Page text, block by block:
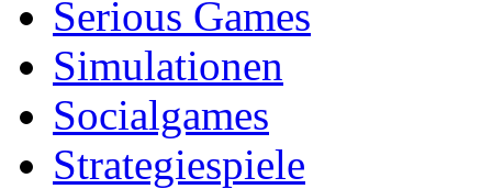
Serious Games
Simulationen
Socialgames
Strategiespiele